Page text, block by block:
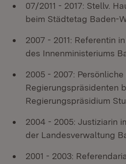
07/2011 - 2017: Stellv.
beim Städtetag Baden-
2007 - 2011: Referentin
des Innenministeriums
2005 - 2007:
Regierungspräsidenten
Regierungspräsidium
2004 - 2005: Justiziarin
der Landesverwaltung
2001 - 2003: